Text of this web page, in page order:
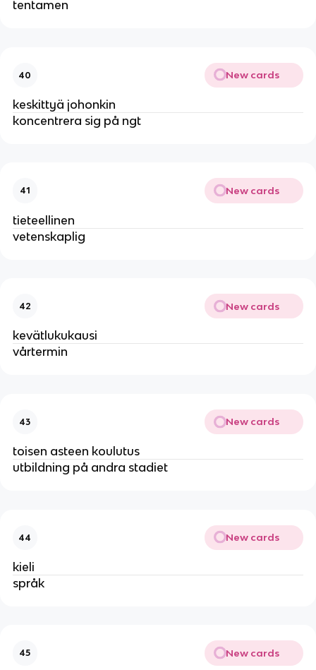
tentamen
40 New cards
keskittyä johonkin
koncentrera sig på ngt
41 New cards
tieteellinen
vetenskaplig
42 New cards
kevätlukukausi
vårtermin
43 New cards
toisen asteen koulutus
utbildning på andra stadiet
44 New cards
kieli
språk
45 New cards